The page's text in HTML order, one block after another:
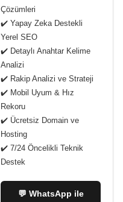
Çözümleri
✔️ Yapay Zeka Destekli
Yerel SEO
✔️ Detaylı Anahtar Kelime
Analizi
✔️ Rakip Analizi ve Strateji
✔️ Mobil Uyum & Hız
Rekoru
✔️ Ücretsiz Domain ve
Hosting
✔️ 7/24 Öncelikli Teknik
Destek
💬 WhatsApp ile